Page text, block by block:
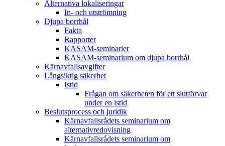
Alternativa lokaliseringar
In- och utströmning
Djupa borrhål
Fakta
Rapporter
KASAM-seminarier
KASAM-seminarium om djupa borrhål
Kärnavfallsavgifter
Långsiktig säkerhet
Istid
Frågan om säkerheten för ett slutförvar
under en istid
Beslutsprocess och juridik
Kärnavfallsrådets seminarium om
alternativredovisning
Kärnavfallsrådets seminarium om